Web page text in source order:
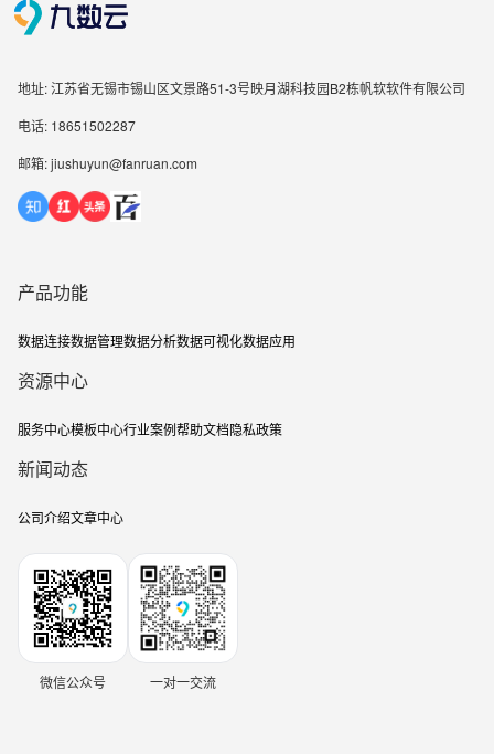
地址: 江苏省无锡市锡山区文景路51-3号映月湖科技园B2栋帆软软件有限公司
电话: 18651502287
邮箱: jiushuyun@fanruan.com
产品功能
数据连接数据管理数据分析数据可视化数据应用
资源中心
服务中心模板中心行业案例帮助文档隐私政策
新闻动态
公司介绍文章中心
微信公众号 一对一交流